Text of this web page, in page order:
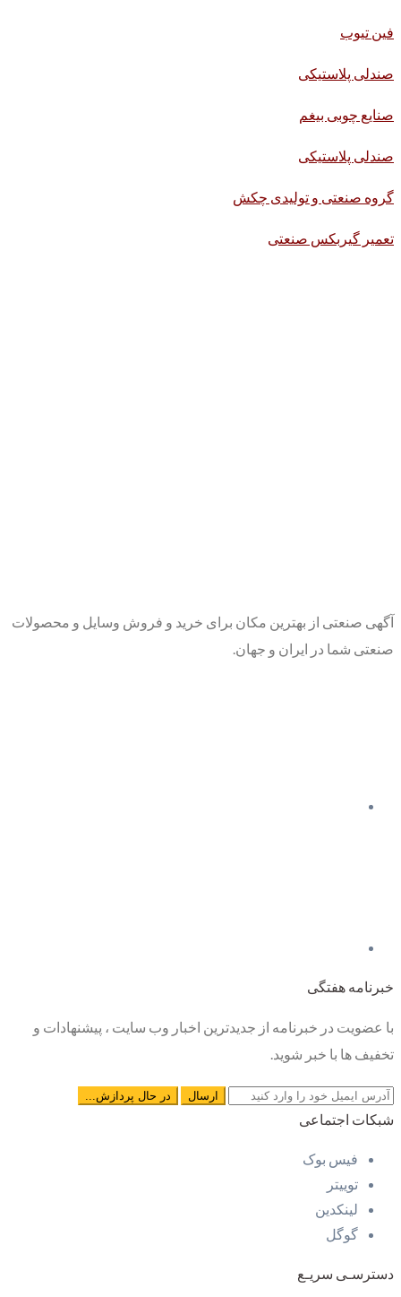
فین تیوب
صندلی پلاستیکی
صنایع چوبی بیغم
صندلی پلاستیکی
گروه صنعتی و تولیدی چکش
تعمیر گیربکس صنعتی
آگهی صنعتی از بهترین مکان برای خرید و فروش وسایل و محصولات
صنعتی شما در ایران و جهان.
خبرنامه هفتگی
با عضویت در خبرنامه از جدیدترین اخبار وب سایت ، پیشنهادات و
تخفیف ها با خبر شوید.
شبکات اجتماعی
فیس بوک
توییتر
لینکدین
گوگل
دسترسـی سریـع